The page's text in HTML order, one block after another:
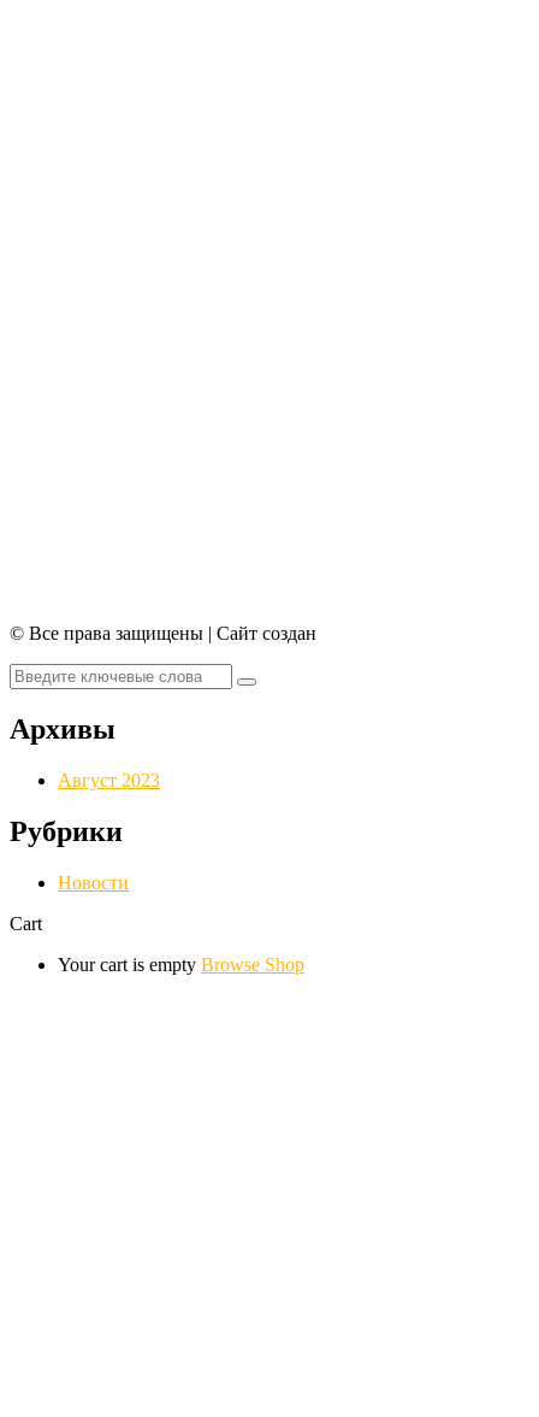
© Все права защищены | Сайт создан
Архивы
Август 2023
Рубрики
Новости
Cart
Your cart is empty Browse Shop